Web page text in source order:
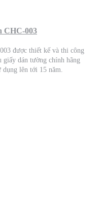
CHC-003
được thiết kế và thi công
giấy dán tường chính hãng
dụng lên tới 15 năm.